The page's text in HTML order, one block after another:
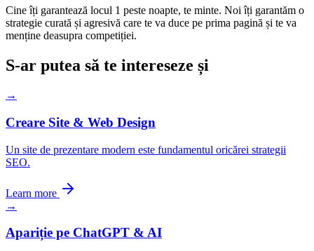
Cine îți garantează locul 1 peste noapte, te minte. Noi îți garantăm o
strategie curată și agresivă care te va duce pe prima pagină și te va
menține deasupra competiției.
S-ar putea să te intereseze și
→
Creare Site & Web Design
Un site de prezentare modern este fundamentul oricărei strategii
SEO.
Learn more
→
Apariție pe ChatGPT & AI